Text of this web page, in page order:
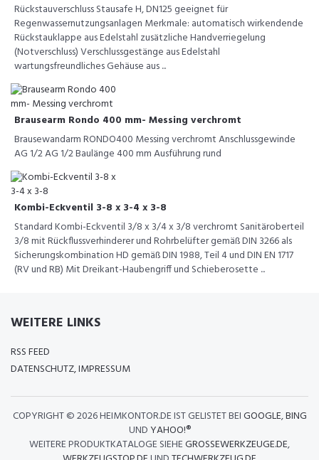
Rückstauverschluss Stausafe H, DN125 geeignet für
Regenwassernutzungsanlagen Merkmale: automatisch wirkendende
Rückstauklappe aus Edelstahl zusätzliche Handverriegelung
(Notverschluss) Verschlussgestänge aus Edelstahl
wartungsfreundliches Gehäuse aus ...
Brausearm Rondo 400 mm- Messing verchromt
Brausewandarm RONDO400 Messing verchromt Anschlussgewinde
AG 1/2 AG 1/2 Baulänge 400 mm Ausführung rund
Kombi-Eckventil 3-8 x 3-4 x 3-8
Standard Kombi-Eckventil 3/8 x 3/4 x 3/8 verchromt Sanitäroberteil
3/8 mit Rückflussverhinderer und Rohrbelüfter gemäß DIN 3266 als
Sicherungskombination HD gemäß DIN 1988, Teil 4 und DIN EN 1717
(RV und RB) Mit Dreikant-Haubengriff und Schieberosette ...
WEITERE LINKS
RSS FEED
DATENSCHUTZ, IMPRESSUM
COPYRIGHT ©2026 HEIMKONTOR.DE IST GELISTET BEIGOOGLE,BING
UND YAHOO!®
WEITERE PRODUKTKATALOGE SIEHEGROSSEWERKZEUGE.DE,